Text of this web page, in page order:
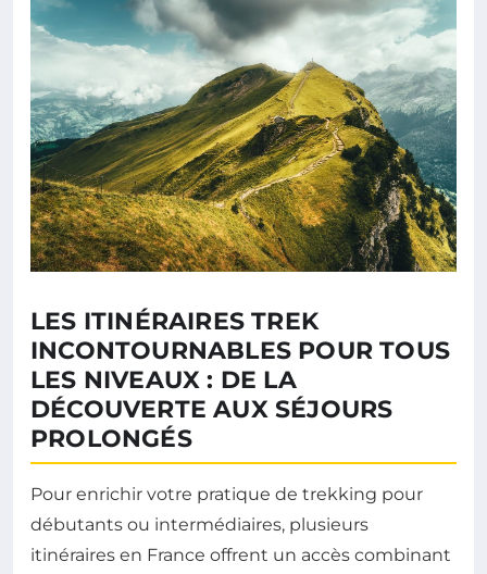
LES ITINÉRAIRES TREK
INCONTOURNABLES POUR TOUS
LES NIVEAUX : DE LA
DÉCOUVERTE AUX SÉJOURS
PROLONGÉS
Pour enrichir votre pratique de trekking pour
débutants ou intermédiaires, plusieurs
itinéraires en France offrent un accès combinant